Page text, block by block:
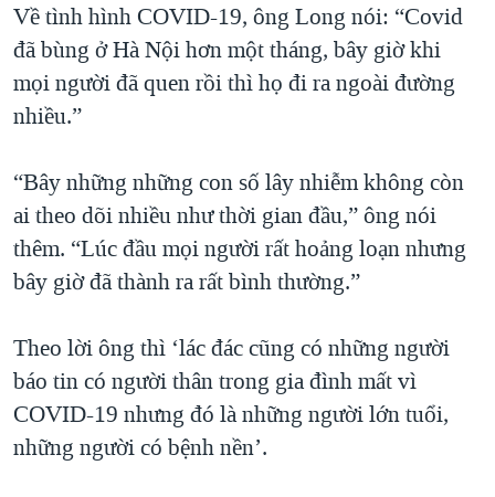
Về tình hình COVID-19, ông Long nói: “Covid
đã bùng ở Hà Nội hơn một tháng, bây giờ khi
mọi người đã quen rồi thì họ đi ra ngoài đường
nhiều.”
“Bây những những con số lây nhiễm không còn
ai theo dõi nhiều như thời gian đầu,” ông nói
thêm. “Lúc đầu mọi người rất hoảng loạn nhưng
bây giờ đã thành ra rất bình thường.”
Theo lời ông thì ‘lác đác cũng có những người
báo tin có người thân trong gia đình mất vì
COVID-19 nhưng đó là những người lớn tuổi,
những người có bệnh nền’.